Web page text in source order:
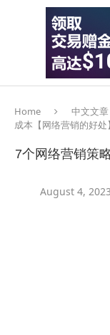
Home 中文文章
成本【网络营销的好处】
7个网络营销策
August 4, 2023